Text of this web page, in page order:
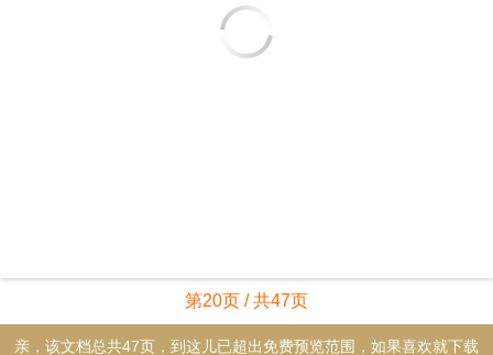
放缓。面对中国经济降速和全球经济持续动荡，雇主对招工招聘变得更
2、挑战，但受到低失业率（2024年9月至11月为3.1%）和旅游业持续